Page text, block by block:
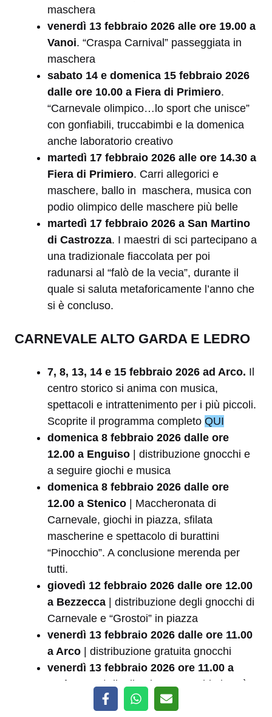
maschera
venerdì 13 febbraio 2026 alle ore 19.00 a
Vanoi. “Craspa Carnival” passeggiata in
maschera
sabato 14 e domenica 15 febbraio 2026
dalle ore 10.00 a Fiera di Primiero.
“Carnevale olimpico…lo sport che unisce”
con gonfiabili, truccabimbi e la domenica
anche laboratorio creativo
martedì 17 febbraio 2026 alle ore 14.30 a
Fiera di Primiero. Carri allegorici e
maschere, ballo in maschera, musica con
podio olimpico delle maschere più belle
martedì 17 febbraio 2026 a San Martino
di Castrozza. I maestri di sci partecipano a
una tradizionale fiaccolata per poi
radunarsi al “falò de la vecia”, durante il
quale si saluta metaforicamente l’anno che
si è concluso.
CARNEVALE ALTO GARDA E LEDRO
7, 8, 13, 14 e 15 febbraio 2026 ad Arco. Il
centro storico si anima con musica,
spettacoli e intrattenimento per i più piccoli.
Scoprite il programma completo QUI
domenica 8 febbraio 2026 dalle ore
12.00 a Enguiso | distribuzione gnocchi e
a seguire giochi e musica
domenica 8 febbraio 2026 dalle ore
12.00 a Stenico | Maccheronata di
Carnevale, giochi in piazza, sfilata
mascherine e spettacolo di burattini
“Pinocchio”. A conclusione merenda per
tutti.
giovedì 12 febbraio 2026 dalle ore 12.00
a Bezzecca | distribuzione degli gnocchi di
Carnevale e “Grostoi” in piazza
venerdì 13 febbraio 2026 dalle ore 11.00
a Arco | distribuzione gratuita gnocchi
venerdì 13 febbraio 2026 ore 11.00 a
Varignano| distribuzione gnocchi al ragù a
offerta libera